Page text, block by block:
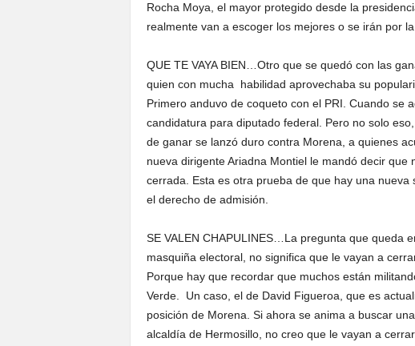
Rocha Moya, el mayor protegido desde la
realmente van a escoger los mejores o se irán por
QUE TE VAYA BIEN…Otro que se quedó con las
quien con mucha habilidad aprovechaba su
Primero anduvo de coqueto con el PRI. Cuando se
candidatura para diputado federal. Pero no solo
de ganar se lanzó duro contra Morena, a quienes
nueva dirigente Ariadna Montiel le mandó decir
cerrada. Esta es otra prueba de que hay una
el derecho de admisión.
SE VALEN CHAPULINES…La pregunta que queda
masquiña electoral, no significa que le vayan a
Porque hay que recordar que muchos están
Verde. Un caso, el de David Figueroa, que es
posición de Morena. Si ahora se anima a buscar
alcaldía de Hermosillo, no creo que le vayan a